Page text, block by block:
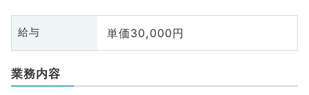
給与 単価30,000円
業務内容